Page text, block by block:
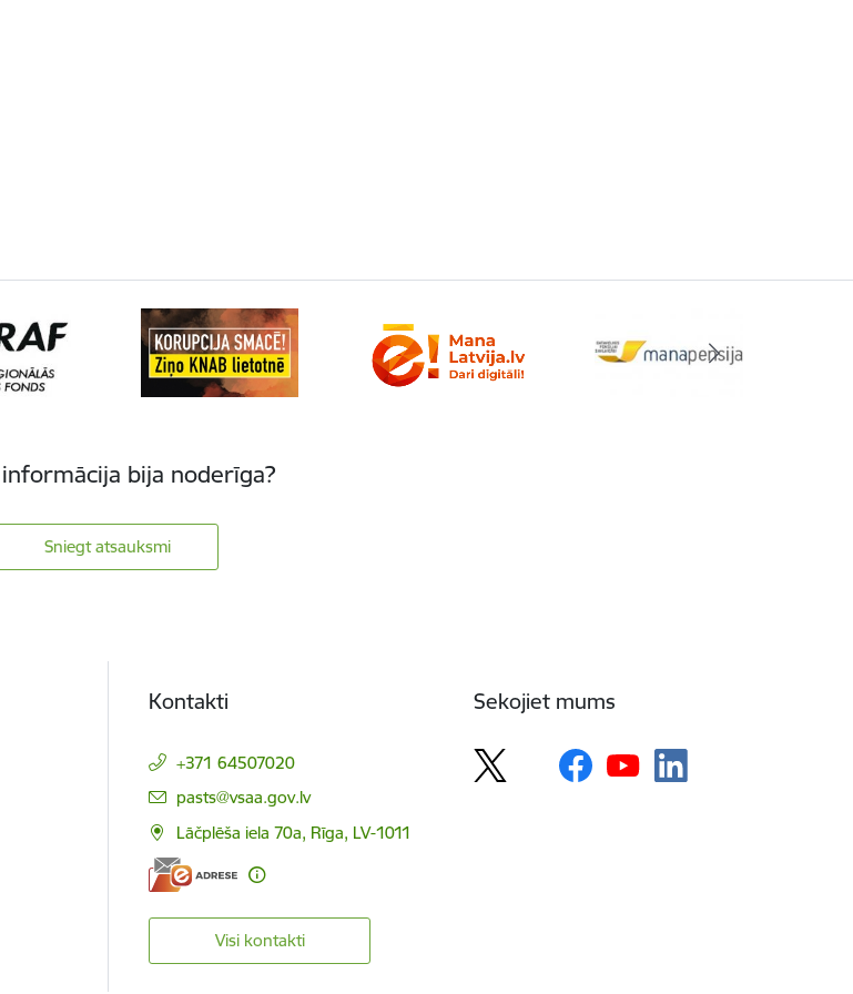
bija noderīga?
Sniegt atsauksmi
Kontakti
+371 64507020
E-pasts:
pasts@vsaa.gov.lv
Lāčplēša iela 70a, Rīga, LV-1011
Visi kontakti
Sekojiet mums